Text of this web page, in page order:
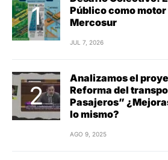
Público como motor
Mercosur
JUL 7, 2026
Analizamos el
Reforma del
Pasajeros”
lo mismo?
AGO 9, 2025